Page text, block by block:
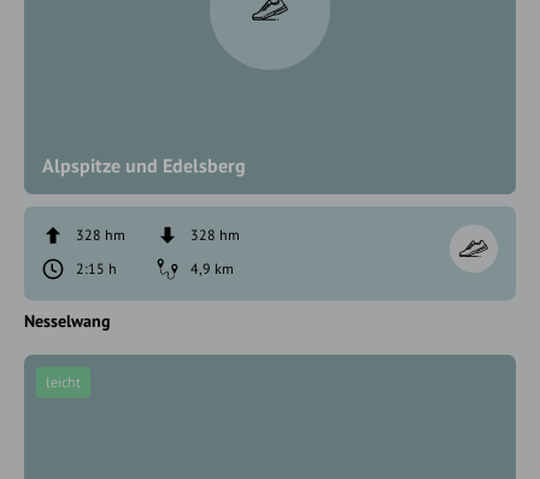
Alpspitze und Edelsberg
328 hm
328 hm
2:15 h
4,9 km
Nesselwang
leicht